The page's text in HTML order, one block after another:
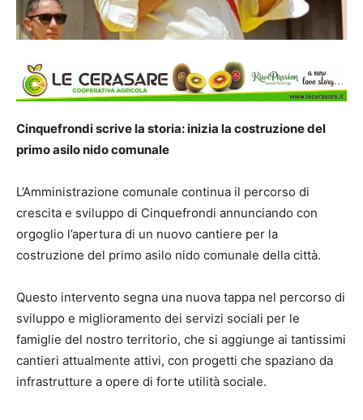
Cinquefrondi scrive la storia: inizia la costruzione del
primo asilo nido comunale
L’Amministrazione comunale continua il percorso di
crescita e sviluppo di Cinquefrondi annunciando con
orgoglio l’apertura di un nuovo cantiere per la
costruzione del primo asilo nido comunale della città.
Questo intervento segna una nuova tappa nel percorso di
sviluppo e miglioramento dei servizi sociali per le
famiglie del nostro territorio, che si aggiunge ai tantissimi
cantieri attualmente attivi, con progetti che spaziano da
infrastrutture a opere di forte utilità sociale.